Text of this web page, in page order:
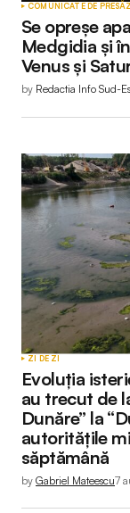
Your E-mail*
COMUNICATE DE PRESĂ
Se opreșe
Medgidia și
Venus și
by Redactia Info Sud-
ZI DE ZI
Evoluția
au trecut de
Dunăre” la
autoritățile
săptămână
by Gabriel Mateescu7